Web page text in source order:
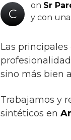
C
on Sr
y con
Las
sino más bien
Trabajamos y
sintéticos en